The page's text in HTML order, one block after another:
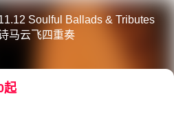
Soulful Ballads & Tributes
马云飞四重奏
起